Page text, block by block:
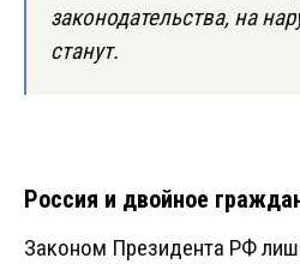
законодательства, на
станут.
Россия и двойное
Законом Президента РФ